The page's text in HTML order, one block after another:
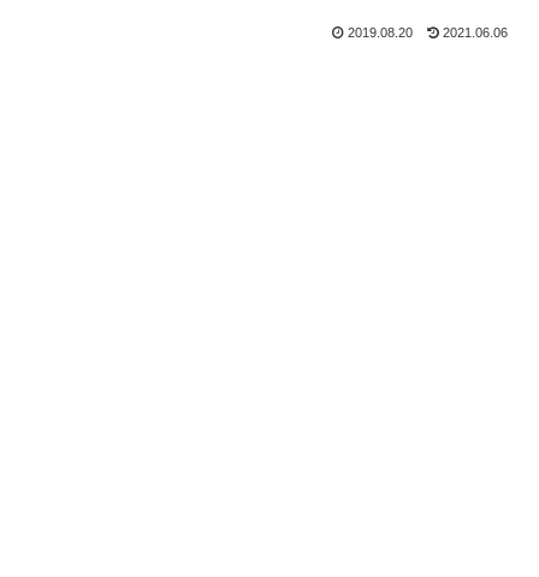
2019.08.20 2021.06.06